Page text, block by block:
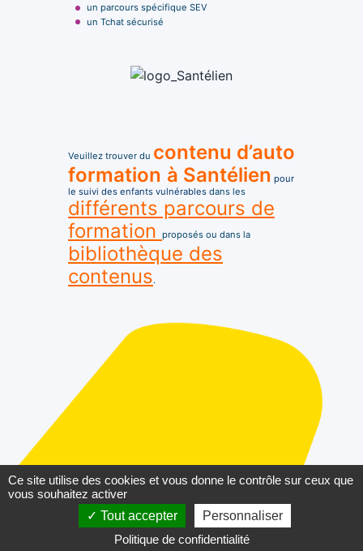
un parcours spécifique SEV
un Tchat sécurisé
Veuillez trouver du contenu d’auto
formation à Santélien pour
le suivi des enfants vulnérables dans les
différents parcours de
formation proposés ou dans la
bibliothèque des
contenus.
2022©SESAN
Vos suggestions
Mentions légales
Ce site utilise des cookies et vous donne le contrôle sur ceux que
vous souhaitez activer
Tout accepter
Personnaliser
Politique de confidentialité